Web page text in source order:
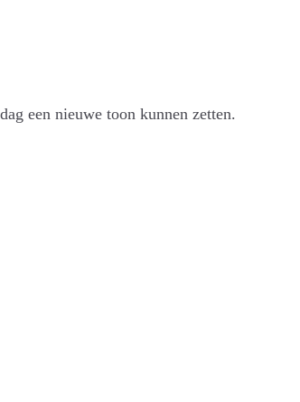
een nieuwe toon kunnen zetten.